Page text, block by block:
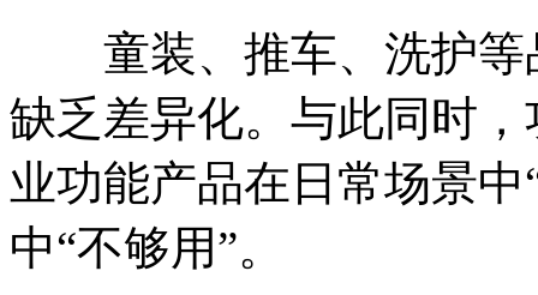
童装、推车、洗护等
缺乏差异化。与此同时
业功能产品在日常场景
中“不够用”。